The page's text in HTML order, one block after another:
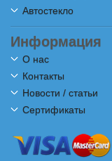
Автостекло
Информация
О нас
Контакты
Новости / статьи
Сертификаты